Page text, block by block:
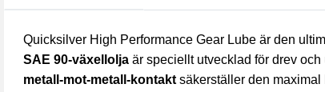
Quicksilver High Performance Gear Lube är den
SAE 90-växelloljaär speciellt utvecklad för drev och
metall‑mot‑metall‑kontaktsäkerställer den maximal